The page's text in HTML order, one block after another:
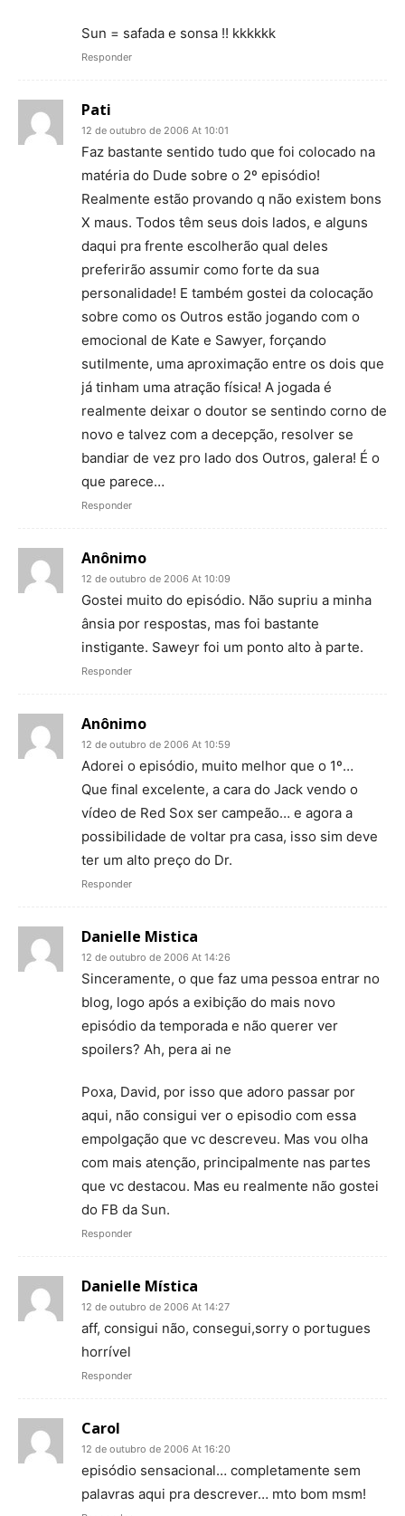
Sun = safada e sonsa !! kkkkkk
Responder
Pati
12 de outubro de 2006 At 10:01
Faz bastante sentido tudo que foi colocado na
matéria do Dude sobre o 2º episódio!
Realmente estão provando q não existem bons
X maus. Todos têm seus dois lados, e alguns
daqui pra frente escolherão qual deles
preferirão assumir como forte da sua
personalidade! E também gostei da colocação
sobre como os Outros estão jogando com o
emocional de Kate e Sawyer, forçando
sutilmente, uma aproximação entre os dois que
já tinham uma atração física! A jogada é
realmente deixar o doutor se sentindo corno de
novo e talvez com a decepção, resolver se
bandiar de vez pro lado dos Outros, galera! É o
que parece…
Responder
Anônimo
12 de outubro de 2006 At 10:09
Gostei muito do episódio. Não supriu a minha
ânsia por respostas, mas foi bastante
instigante. Saweyr foi um ponto alto à parte.
Responder
Anônimo
12 de outubro de 2006 At 10:59
Adorei o episódio, muito melhor que o 1º…
Que final excelente, a cara do Jack vendo o
vídeo de Red Sox ser campeão… e agora a
possibilidade de voltar pra casa, isso sim deve
ter um alto preço do Dr.
Responder
Danielle Mistica
12 de outubro de 2006 At 14:26
Sinceramente, o que faz uma pessoa entrar no
blog, logo após a exibição do mais novo
episódio da temporada e não querer ver
spoilers? Ah, pera ai ne
Poxa, David, por isso que adoro passar por
aqui, não consigui ver o episodio com essa
empolgação que vc descreveu. Mas vou olha
com mais atenção, principalmente nas partes
que vc destacou. Mas eu realmente não gostei
do FB da Sun.
Responder
Danielle Mística
12 de outubro de 2006 At 14:27
aff, consigui não, consegui,sorry o portugues
horrível
Responder
Carol
12 de outubro de 2006 At 16:20
episódio sensacional… completamente sem
palavras aqui pra descrever… mto bom msm!